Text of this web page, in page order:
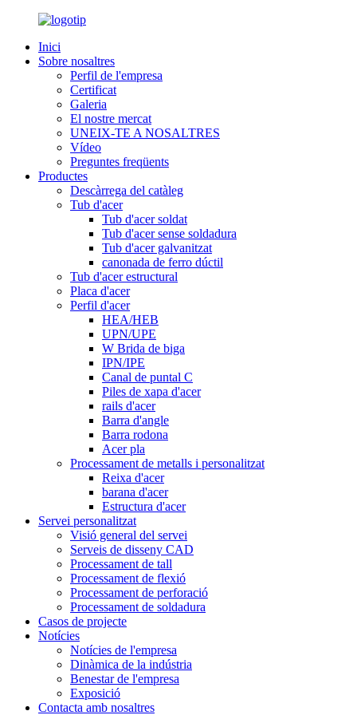
Inici
Sobre nosaltres
Perfil de l'empresa
Certificat
Galeria
El nostre mercat
UNEIX-TE A NOSALTRES
Vídeo
Preguntes freqüents
Productes
Descàrrega del catàleg
Tub d'acer
Tub d'acer soldat
Tub d'acer sense soldadura
Tub d'acer galvanitzat
canonada de ferro dúctil
Tub d'acer estructural
Placa d'acer
Perfil d'acer
HEA/HEB
UPN/UPE
W Brida de biga
IPN/IPE
Canal de puntal C
Piles de xapa d'acer
rails d'acer
Barra d'angle
Barra rodona
Acer pla
Processament de metalls i personalitzat
Reixa d'acer
barana d'acer
Estructura d'acer
Servei personalitzat
Visió general del servei
Serveis de disseny CAD
Processament de tall
Processament de flexió
Processament de perforació
Processament de soldadura
Casos de projecte
Notícies
Notícies de l'empresa
Dinàmica de la indústria
Benestar de l'empresa
Exposició
Contacta amb nosaltres